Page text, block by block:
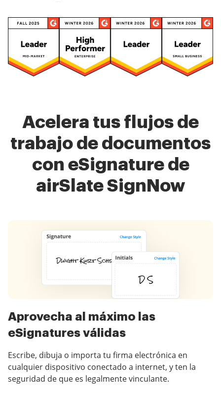
Acelera tus flujos de
trabajo de documentos
con eSignature de
airSlate SignNow
Aprovecha al máximo las
eSignatures válidas
Escribe, dibuja o importa tu firma electrónica en
cualquier dispositivo conectado a internet, y ten la
seguridad de que es legalmente vinculante.